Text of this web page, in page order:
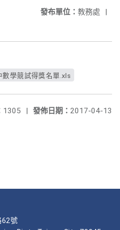
發布單位： 教務處 |
學競試得獎名單.xls
發佈日期： 2017-04-13
1305 |
62號